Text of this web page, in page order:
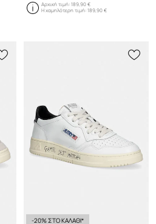
Αρχική τιμή:189,90 €
Η χαμηλότερη τιμή:189,90 €
-20% ΣΤΟ ΚΑΛΑΘΙ*